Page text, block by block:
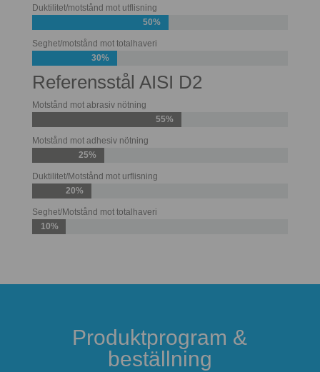
Duktilitet/motstånd mot utflisning
50%
Seghet/motstånd mot totalhaveri
30%
Referensstål AISI D2
Motstånd mot abrasiv nötning
55%
Motstånd mot adhesiv nötning
25%
Duktilitet/Motstånd mot urflisning
20%
Seghet/Motstånd mot totalhaveri
10%
Produktprogram &
beställning